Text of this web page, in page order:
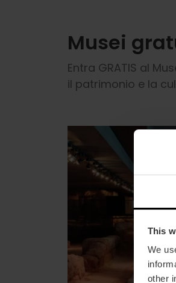
This
We
other
Musei
Entra GRATIS al
il patrimonio e la